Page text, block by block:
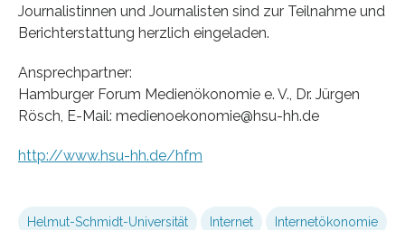
Journalistinnen und Journalisten sind zur Teilnahme und
Berichterstattung herzlich eingeladen.
Ansprechpartner:
Hamburger Forum Medienökonomie e. V., Dr. Jürgen
Rösch, E-Mail: medienoekonomie@hsu-hh.de
http://www.hsu-hh.de/hfm
Helmut-Schmidt-Universität Internet Internetökonomie